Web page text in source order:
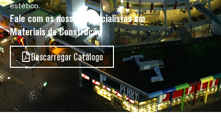
estético.
Fale com os nossos especialistas em
Materiais de Construção
Descarregar Catálogo